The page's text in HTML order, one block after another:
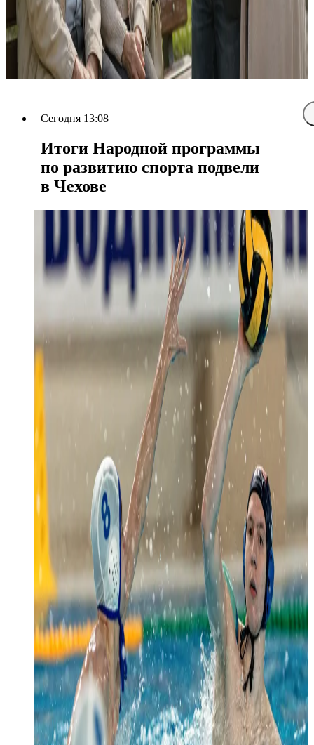
Сегодня 13:08
Итоги Народной программы
по развитию спорта подвели
в Чехове